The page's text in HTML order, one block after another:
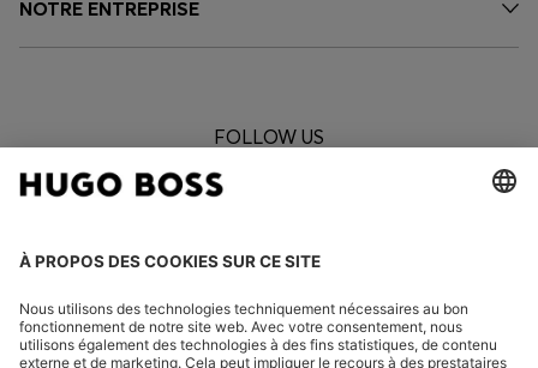
NOTRE ENTREPRISE
FOLLOW US
CHANGER DE PAYS :